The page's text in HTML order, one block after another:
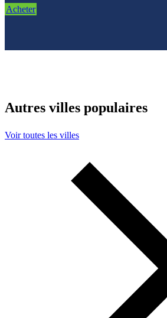
Acheter
Autres villes populaires
Voir toutes les villes